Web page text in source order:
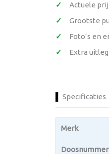
Actuele
Grootste
Foto’s en
Extra
Specificaties
Merk
Doosnummer